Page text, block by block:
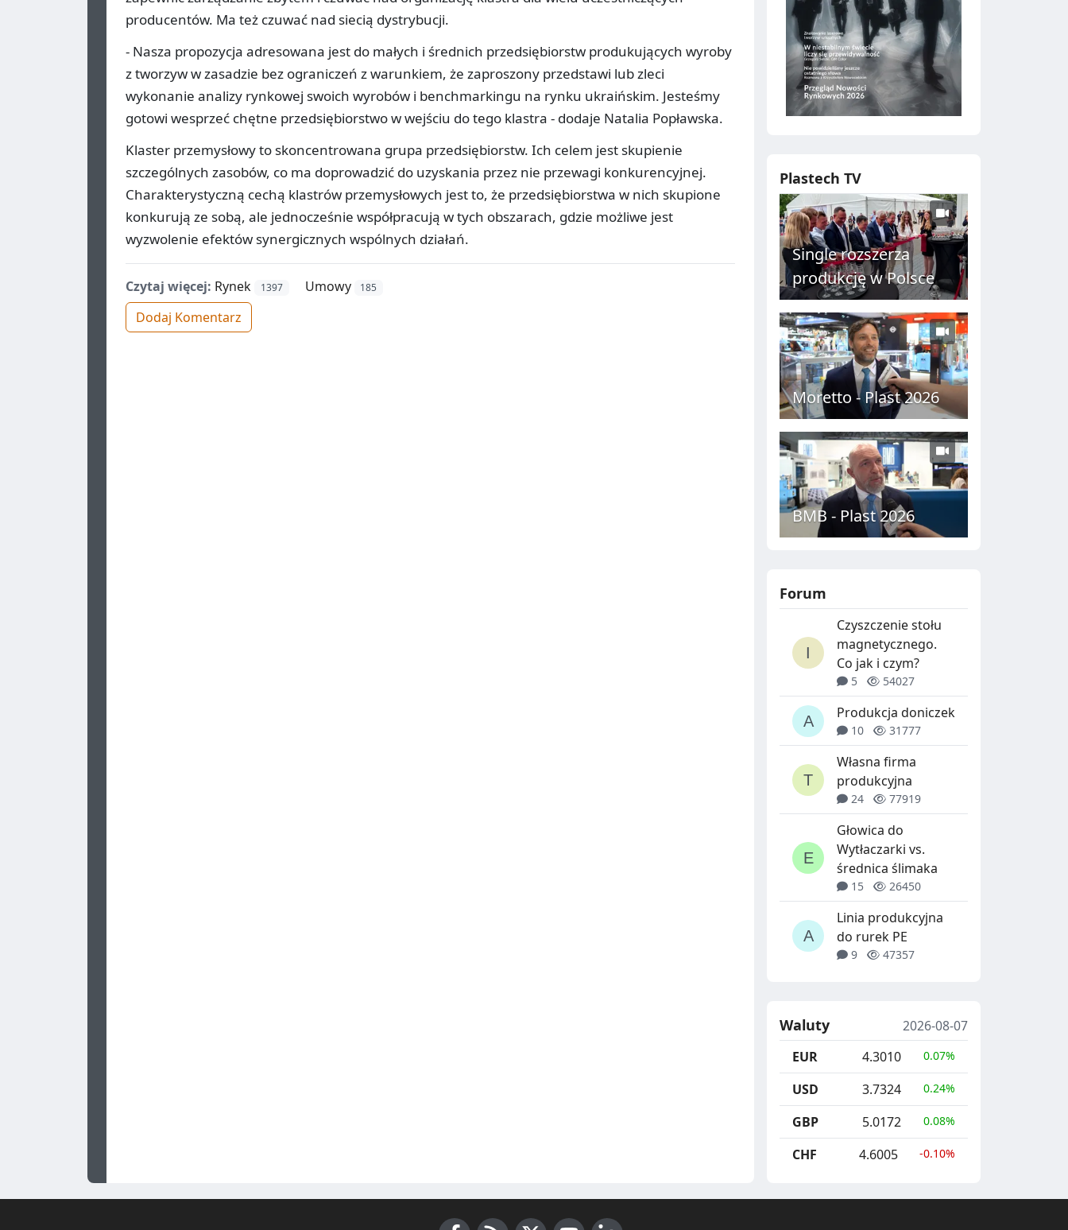
producentów. Ma też czuwać nad siecią dystrybucji.
- Nasza propozycja adresowana jest do małych i średnich przedsiębiorstw produkujących wyroby
z tworzyw w zasadzie bez ograniczeń z warunkiem, że zaproszony przedstawi lub zleci
wykonanie analizy rynkowej swoich wyrobów i benchmarkingu na rynku ukraińskim. Jesteśmy
gotowi wesprzeć chętne przedsiębiorstwo w wejściu do tego klastra - dodaje Natalia Popławska.
Klaster przemysłowy to skoncentrowana grupa przedsiębiorstw. Ich celem jest skupienie
szczególnych zasobów, co ma doprowadzić do uzyskania przez nie przewagi konkurencyjnej.
Charakterystyczną cechą klastrów przemysłowych jest to, że przedsiębiorstwa w nich skupione
konkurują ze sobą, ale jednocześnie współpracują w tych obszarach, gdzie możliwe jest
wyzwolenie efektów synergicznych wspólnych działań.
Czytaj więcej: Rynek 1397 Umowy 185
Dodaj Komentarz
Plastech TV
Single rozszerza
produkcję w Polsce
Moretto - Plast 2026
BMB - Plast 2026
Forum
Czyszczenie stołu
magnetycznego.
Co jak i czym?
5 54027
Produkcja doniczek
10 31777
Własna firma
produkcyjna
24 77919
Głowica do
Wytłaczarki vs.
średnica ślimaka
15 26450
Linia produkcyjna
do rurek PE
9 47357
Waluty
2026-08-07
EUR
4.3010 0.07%
USD 3.7324 0.24%
GBP 5.0172 0.08%
CHF 4.6005 -0.10%